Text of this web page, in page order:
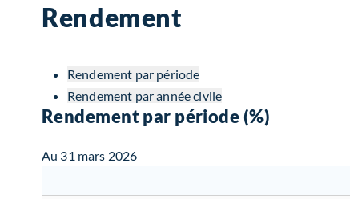
Rendement
Rendement par période
Rendement par année civile
Rendement par période (%)
Au 31 mars 2026